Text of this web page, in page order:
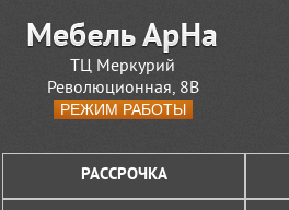
ТЦ Меркурий
Революционная, 8В
РЕЖИМ РАБОТЫ
РАССРОЧКА